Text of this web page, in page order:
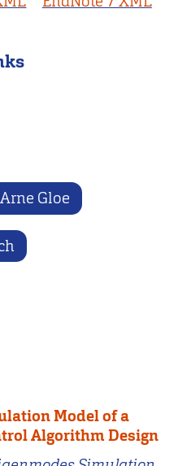
Arne Gloe
Model of a
Algorithm Design